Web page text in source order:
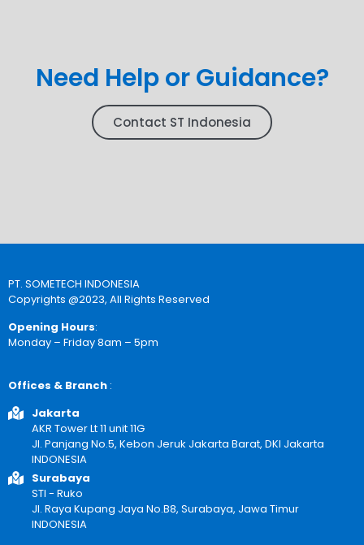
Need Help or Guidance?
Contact ST Indonesia
PT. SOMETECH INDONESIA
Copyrights @2023, All Rights Reserved
Opening Hours:
Monday – Friday 8am – 5pm
Offices & Branch :
Jakarta
AKR Tower Lt 11 unit 11G
Jl. Panjang No.5, Kebon Jeruk Jakarta Barat, DKI Jakarta
INDONESIA
Surabaya
STI - Ruko
Jl. Raya Kupang Jaya No.B8, Surabaya, Jawa Timur
INDONESIA